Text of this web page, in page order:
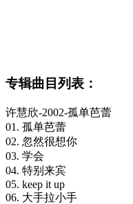
专辑曲目列表：
许慧欣-2002-孤单芭蕾
01. 孤单芭蕾
02. 忽然很想你
03. 学会
04. 特别来宾
05. keep it up
06. 大手拉小手